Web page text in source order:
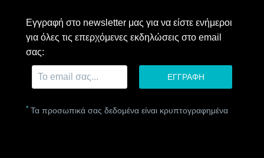
Εγγραφή στο newsletter μας για να είστε ενήμεροι
για όλες τις επερχόμενες εκδηλώσεις στο email
σας:
* Τα προσωπικά σας δεδομένα είναι κρυπτογραφημένα